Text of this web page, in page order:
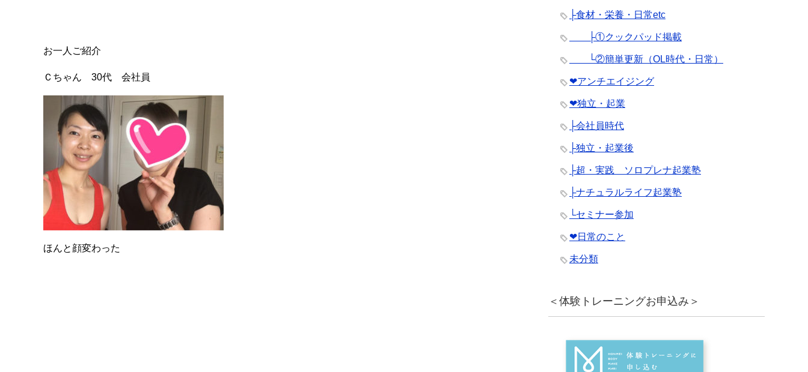
お一人ご紹介
Ｃちゃん 30代 会社員
ほんと顔変わった
├食材・栄養・日常etc
├①クックパッド掲載
└②簡単更新（OL時代・日常）
❤︎アンチエイジング
❤︎独立・起業
├会社員時代
├独立・起業後
├超・実践 ソロプレナ起業塾
├ナチュラルライフ起業塾
└セミナー参加
❤︎日常のこと
未分類
＜体験トレーニングお申込み＞